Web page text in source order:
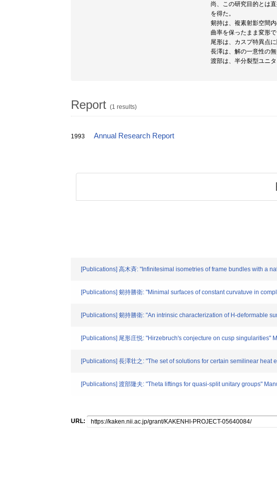
尚、この研究目的とは
を得た。
剱持は、複素射影空間
曲率を保ったまま変形
尾形は、カスプ特異点
長澤は、解の一意性の
渡部は、半分裂型ユニ
Report (1 results)
1993 Annual Research Report
[Publications] 高木斉: "Infinitesimal isometries of frame bundles with a
[Publications] 剱持勝衛: "Minimal surfaces of constant curvatuve in
[Publications] 剱持勝衛: "An intrinsic characterization of H-deformable
[Publications] 尾形庄悦: "Hirzebruch's conjecture on cusp singularities"
[Publications] 長澤壮之: "The set of solutions for certain semilinear heat
[Publications] 渡部隆夫: "Theta liftings for quasi-split unitary groups"
URL: